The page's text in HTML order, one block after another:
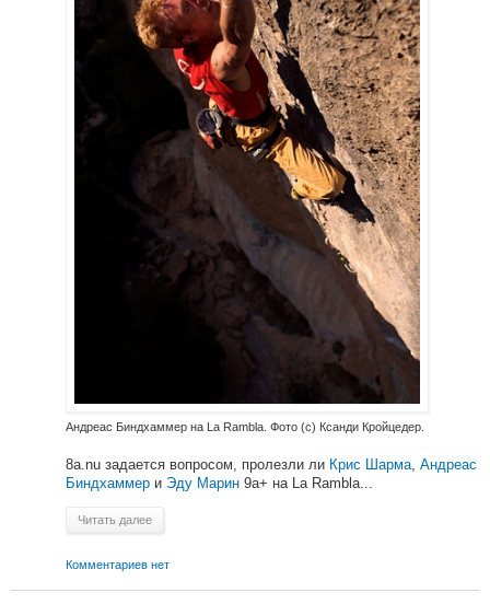
Андреас Биндхаммер на La Rambla. Фото (с) Ксанди Кройцедер.
8а.nu задается вопросом, пролезли ли Крис Шарма, Андреас
Биндхаммер и Эду Марин 9а+ на La Rambla...
Читать далее
Комментариев нет